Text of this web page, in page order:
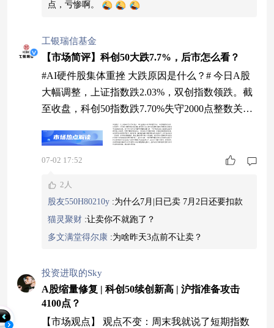
点，亏惨啊。
工银瑞信基金
【市场简评】科创50大跌7.7%，后市怎么看？
#AI硬件股集体重挫 大跌原因是什么？# 今日A股
大幅调整，上证指数跌2.03%，双创指数领跌。截
至收盘，科创50指数跌7.70%失守2000点整数关
口，创业板指跌5.71%。盘面上，半导体板块成为
重灾区，半导体板块（中信二级行业指数）跌8.0
1%。 我们认为，今日科创50指数大跌主要受如下
结。科创50指数6月单月涨幅高达26.07%，上半年
累计涨超6
07-02 17:52
2人
股友550H80210y :为什么7月|日已卖 7月2日还要扣款
猫灵聚财 :让卖你不就跑了？
多文满堂得尔康 :为啥昨天3点前不让卖？
投资进取的Sky
A股缩量修复 | 科创50续创新高 | 沪指准备攻击
4100点？
【市场观点】 观点不变：周末我就说了短期指数